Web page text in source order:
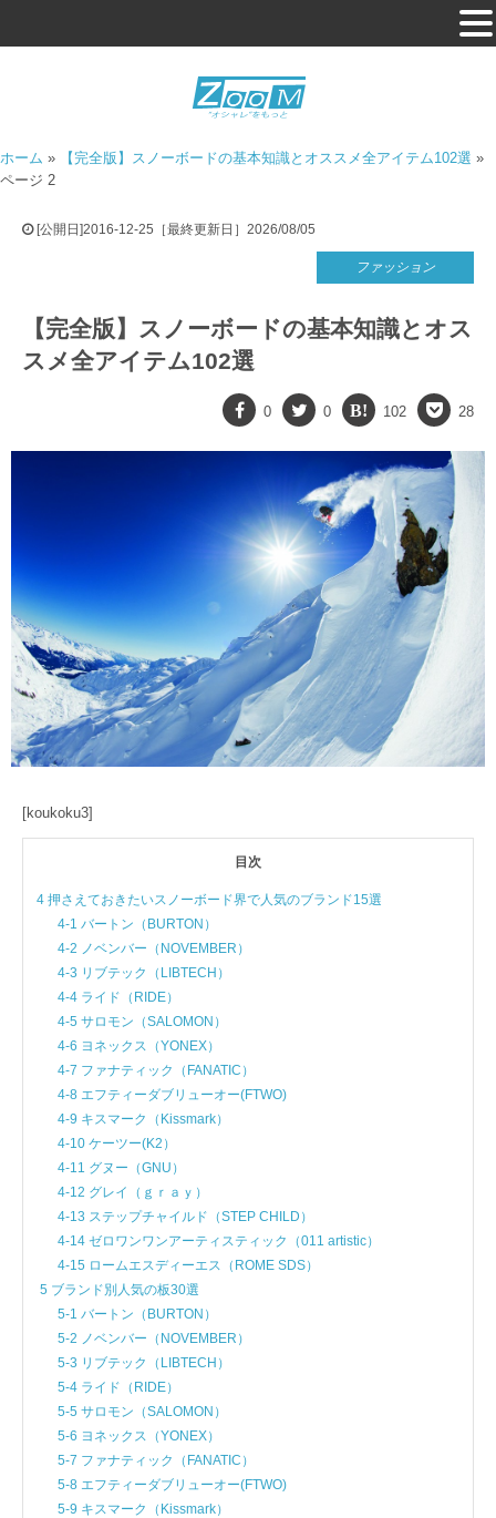
ホーム » 【完全版】スノーボードの基本知識とオススメ全アイテム102選 »
ページ 2
[公開日]2016-12-25［最終更新日］2026/08/05
ファッション
【完全版】スノーボードの基本知識とオス
スメ全アイテム102選
0 0 102 28
[koukoku3]
目次
4 押さえておきたいスノーボード界で人気のブランド15選
4-1 バートン（BURTON）
4-2 ノベンバー（NOVEMBER）
4-3 リブテック（LIBTECH）
4-4 ライド（RIDE）
4-5 サロモン（SALOMON）
4-6 ヨネックス（YONEX）
4-7 ファナティック（FANATIC）
4-8 エフティーダブリューオー(FTWO)
4-9 キスマーク（Kissmark）
4-10 ケーツー(K2）
4-11 グヌー（GNU）
4-12 グレイ（ｇｒａｙ）
4-13 ステップチャイルド（STEP CHILD）
4-14 ゼロワンワンアーティスティック（011 artistic）
4-15 ロームエスディーエス（ROME SDS）
5 ブランド別人気の板30選
5-1 バートン（BURTON）
5-2 ノベンバー（NOVEMBER）
5-3 リブテック（LIBTECH）
5-4 ライド（RIDE）
5-5 サロモン（SALOMON）
5-6 ヨネックス（YONEX）
5-7 ファナティック（FANATIC）
5-8 エフティーダブリューオー(FTWO)
5-9 キスマーク（Kissmark）